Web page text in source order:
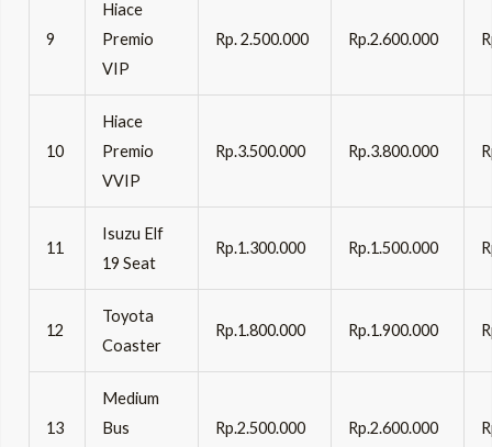
9
Hiace
Premio
VIP
Rp. 2.500.000 Rp.2.600.000
10
Hiace
Premio
VVIP
Rp.3.500.000 Rp.3.800.000
11
Isuzu Elf
19 Seat
Rp.1.300.000 Rp.1.500.000
12
Toyota
Coaster
Rp.1.800.000 Rp.1.900.000
13
Medium
Bus
Rp.2.500.000 Rp.2.600.000